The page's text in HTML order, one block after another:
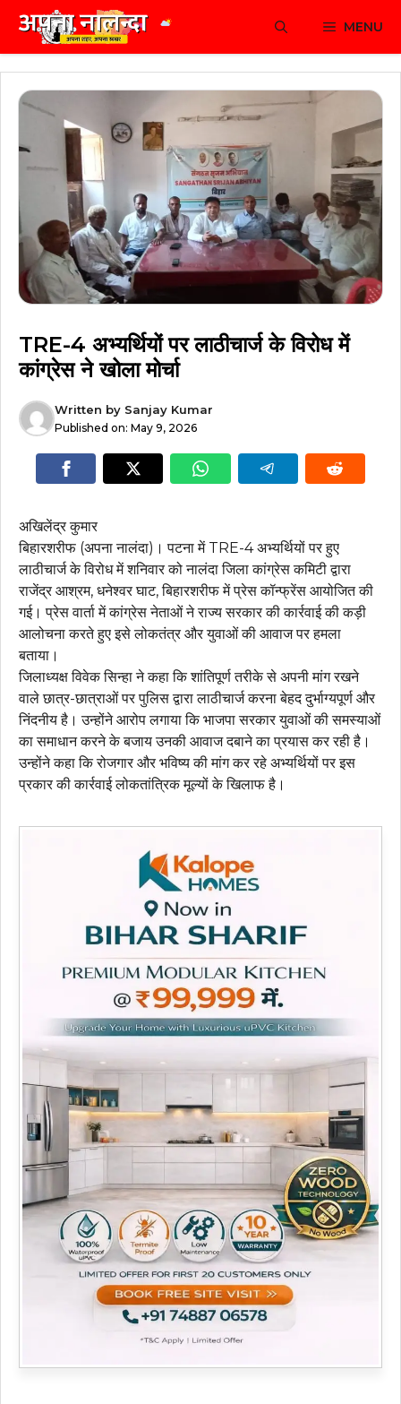
content
MENU
TRE-4 अभ्यर्थियों पर लाठीचार्ज के विरोध में
कांग्रेस ने खोला मोर्चा
Written by Sanjay Kumar
Published on: May 9, 2026
अखिलेंद्र कुमार
बिहारशरीफ (अपना नालंदा)। पटना में TRE-4 अभ्यर्थियों पर हुए
लाठीचार्ज के विरोध में शनिवार को नालंदा जिला कांग्रेस कमिटी द्वारा
राजेंद्र आश्रम, धनेश्वर घाट, बिहारशरीफ में प्रेस कॉन्फ्रेंस आयोजित की
गई। प्रेस वार्ता में कांग्रेस नेताओं ने राज्य सरकार की कार्रवाई की कड़ी
आलोचना करते हुए इसे लोकतंत्र और युवाओं की आवाज पर हमला
बताया।
जिलाध्यक्ष विवेक सिन्हा ने कहा कि शांतिपूर्ण तरीके से अपनी मांग रखने
वाले छात्र-छात्राओं पर पुलिस द्वारा लाठीचार्ज करना बेहद दुर्भाग्यपूर्ण और
निंदनीय है। उन्होंने आरोप लगाया कि भाजपा सरकार युवाओं की समस्याओं
का समाधान करने के बजाय उनकी आवाज दबाने का प्रयास कर रही है।
उन्होंने कहा कि रोजगार और भविष्य की मांग कर रहे अभ्यर्थियों पर इस
प्रकार की कार्रवाई लोकतांत्रिक मूल्यों के खिलाफ है।